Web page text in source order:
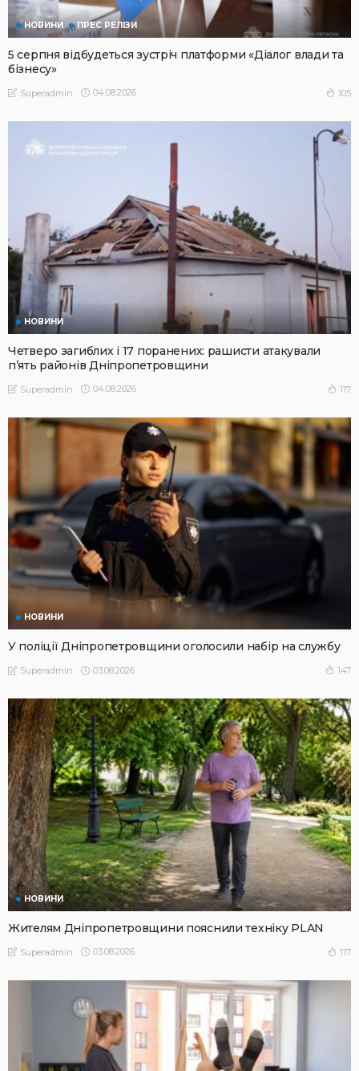
НОВИНИ ПРЕС РЕЛІЗИ
5 серпня відбудеться зустріч платформи «Діалог влади та
бізнесу»
Superadmin 04.08.2026 105
НОВИНИ
Четверо загиблих і 17 поранених: рашисти атакували
п’ять районів Дніпропетровщини
Superadmin 04.08.2026 117
НОВИНИ
У поліції Дніпропетровщини оголосили набір на службу
Superadmin 03.08.2026 147
НОВИНИ
Жителям Дніпропетровщини пояснили техніку PLAN
Superadmin 03.08.2026 117